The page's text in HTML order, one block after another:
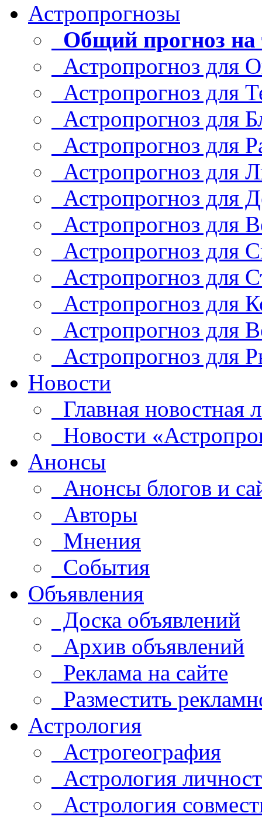
Астропрогнозы
Общий прогноз
Астропрогноз для
Астропрогноз для
Астропрогноз для
Астропрогноз для
Астропрогноз для
Астропрогноз для
Астропрогноз для
Астропрогноз для
Астропрогноз для
Астропрогноз для
Астропрогноз для
Астропрогноз для
Новости
Главная новостная
Новости
Анонсы
Анонсы блогов и
Авторы
Мнения
События
Объявления
Доска объявлений
Архив объявлений
Реклама на сайте
Разместить
Астрология
Астрогеография
Астрология
Астрология